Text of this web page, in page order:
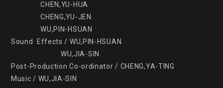
                CHEN,YU-HUA
                CHENG,YU-JEN
                WU,PIN-HSUAN
Sound  Effects / WU,PIN-HSUAN
Post-Production Co-ordinator / CHENG,YA-TING